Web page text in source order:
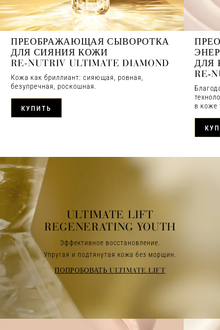
ПРЕОБРАЖАЮЩАЯ СЫВОРОТКА
ДЛЯ СИЯНИЯ КОЖИ
RE-NUTRIV ULTIMATE DIAMOND
Кожа как бриллиант: сияющая, ровная,
безупречная, роскошная.
КУПИТЬ
ДЛЯ
в коже
ULTIMATE LIFT
REGENERATING YOUTH
Эффективное восстановление.
Упругая и подтянутая кожа без морщин.
ПОПРОБОВАТЬ ULTIMATE LIFT